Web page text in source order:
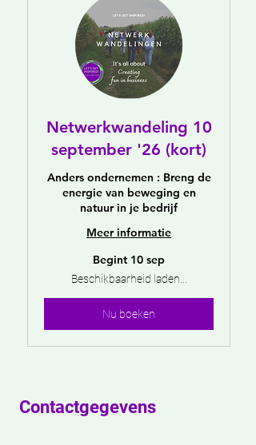
Netwerkwandeling 10
september '26 (kort)
Anders ondernemen : Breng de
energie van beweging en
natuur in je bedrijf
Meer informatie
Begint 10 sep
Beschikbaarheid laden...
Nu boeken
Contactgegevens